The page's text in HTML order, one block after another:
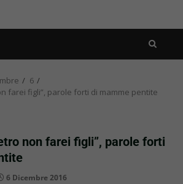
6
farei figli”, parole forti di mamme pentite
non farei figli”, parole forti
6 Dicembre 2016